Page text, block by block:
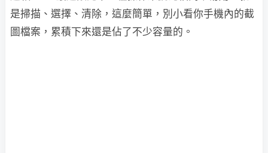
是掃描、選擇、清除，這麼簡單，別小看你手機內的截
圖檔案，累積下來還是佔了不少容量的。